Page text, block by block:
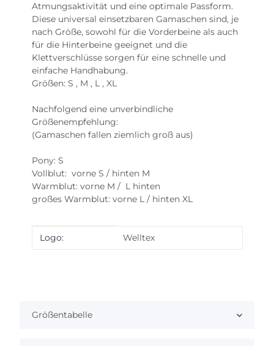
Atmungsaktivität und eine optimale Passform.
Diese universal einsetzbaren Gamaschen sind, je
nach Größe, sowohl für die Vorderbeine als auch
für die Hinterbeine geeignet und die
Klettverschlüsse sorgen für eine schnelle und
einfache Handhabung.
Größen: S , M , L , XL
Nachfolgend eine unverbindliche
Größenempfehlung:
(Gamaschen fallen ziemlich groß aus)
Pony: S
Vollblut: vorne S / hinten M
Warmblut: vorne M / L hinten
großes Warmblut: vorne L / hinten XL
Produkteigenschaft
Wert
Logo: Welltex
Größentabelle